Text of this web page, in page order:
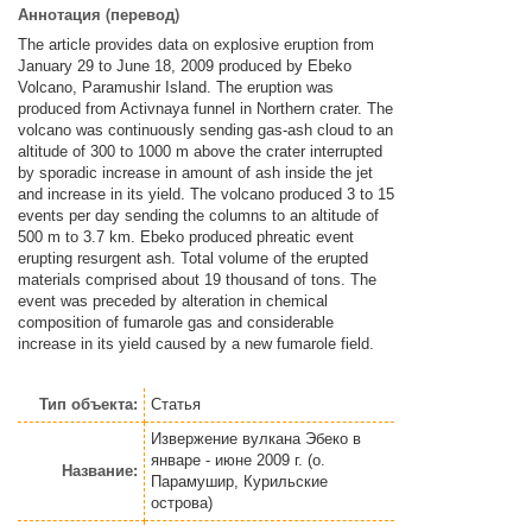
Аннотация (перевод)
The article provides data on explosive eruption from
January 29 to June 18, 2009 produced by Ebeko
Volcano, Paramushir Island. The eruption was
produced from Activnaya funnel in Northern crater. The
volcano was continuously sending gas-ash cloud to an
altitude of 300 to 1000 m above the crater interrupted
by sporadic increase in amount of ash inside the jet
and increase in its yield. The volcano produced 3 to 15
events per day sending the columns to an altitude of
500 m to 3.7 km. Ebeko produced phreatic event
erupting resurgent ash. Total volume of the erupted
materials comprised about 19 thousand of tons. The
event was preceded by alteration in chemical
composition of fumarole gas and considerable
increase in its yield caused by a new fumarole field.
Тип объекта: Статья
Название:
Извержение вулкана Эбеко в
январе - июне 2009 г. (о.
Парамушир, Курильские
острова)